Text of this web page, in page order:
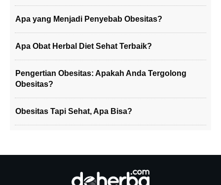
Apa yang Menjadi Penyebab Obesitas?
Apa Obat Herbal Diet Sehat Terbaik?
Pengertian Obesitas: Apakah Anda Tergolong
Obesitas?
Obesitas Tapi Sehat, Apa Bisa?